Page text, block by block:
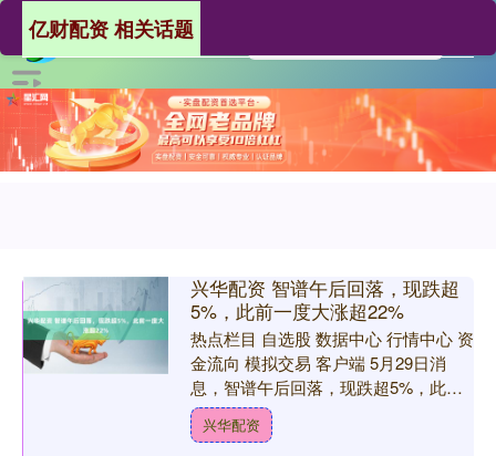
亿财配资 相关话题
兴华配资 智谱午后回落，现跌超
5%，此前一度大涨超22%
热点栏目 自选股 数据中心 行情中心 资
金流向 模拟交易 客户端 5月29日消
息，智谱午后回落，现跌超5%，此前
一度大涨超22%，股价站上1900港元关
口。 海....
兴华配资